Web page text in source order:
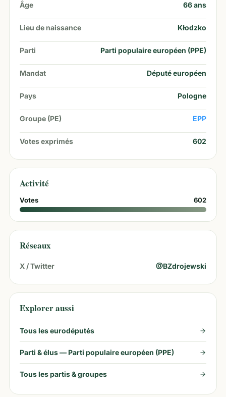
Âge 66ans
Lieu de naissance Kłodzko
Parti Parti populaire européen (PPE)
Mandat Député européen
Pays Pologne
Groupe (PE) EPP
Votes exprimés 602
Activité
Votes 602
Réseaux
X / Twitter @BZdrojewski
Explorer aussi
Tous les eurodéputés
Parti & élus — Parti populaire européen (PPE)
Tous les partis & groupes